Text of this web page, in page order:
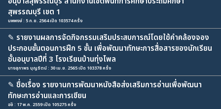
สุพรรณบุรี เขต 1
นพพงษ์ : 5 ก.ย. 2564 เปิด 103574 ครั้ง
✎ รายงานผลการจัดกิจกรรมเสริมประสบการณ์โดยใช้คำคล้องจอง
ประกอบขั้นตอนการฝึก 5 ขั้น เพื่อพัฒนาทักษะการสื่อสารของนักเรียน
ชั้นอนุบาลปีที่ 3 โรงเรียนบ้านทุ่งไพล
นางสุภาพร บุญรัตน์ : 30 เม.ย. 2565 เปิด 103378 ครั้ง
✎ ชื่อเรื่อง รายงานการพัฒนาหนังสือส่งเสริมการอ่านเพื่อพัฒนา
ทักษะการอ่านและการเขียน
อชิ : 17 พ.ค. 2559 เปิด 105275 ครั้ง